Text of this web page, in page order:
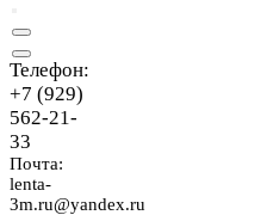
Телефон:
+7 (929)
562-21-
33
Почта:
lenta-
3m.ru@yandex.ru